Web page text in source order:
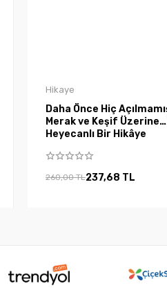
Hikaye
Daha Önce Hiç
Merak ve Keşif Üzerine
Heyecanlı Bir Hikâye
260,00 TL237,68 TL